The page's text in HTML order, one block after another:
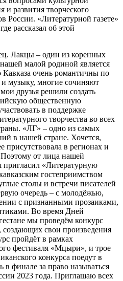
и развития творческого
России. «Литературной газете»
рассказал об этой
Лакцы – один из коренных
малой родиной является
очень романтичны по
музыку, многие сочиняют
друзья решили создать
общественную
в поддержке
творчества во всех
«ЛГ» – одно из самых
в нашей стране. Хочется,
присутствовала в регионах и
от лица нашей
пригласил «Литературную
гостеприимством
столы и встречи писателей
очередь – с молодёжью,
с признанными прозаиками,
Во время Дней
мы проведём конкурс
свои произведения
пройдёт в рамках
фестиваля «Мцыри», и трое
конкурса поедут в
в финале за право называться
2023 года. Приглашаю всех